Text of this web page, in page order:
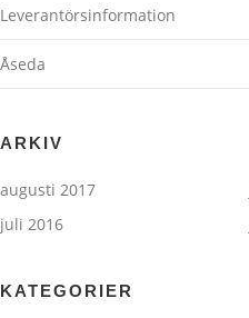
Leverantörsinformation
Åseda
ARKIV
augusti 2017
juli 2016
KATEGORIER